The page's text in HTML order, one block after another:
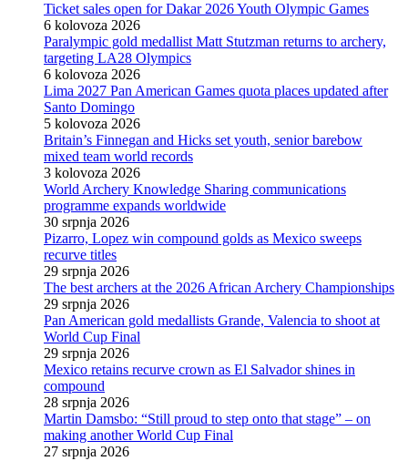
Ticket sales open for Dakar 2026 Youth Olympic Games
6 kolovoza 2026
Paralympic gold medallist Matt Stutzman returns to archery,
targeting LA28 Olympics
6 kolovoza 2026
Lima 2027 Pan American Games quota places updated after
Santo Domingo
5 kolovoza 2026
Britain’s Finnegan and Hicks set youth, senior barebow
mixed team world records
3 kolovoza 2026
World Archery Knowledge Sharing communications
programme expands worldwide
30 srpnja 2026
Pizarro, Lopez win compound golds as Mexico sweeps
recurve titles
29 srpnja 2026
The best archers at the 2026 African Archery Championships
29 srpnja 2026
Pan American gold medallists Grande, Valencia to shoot at
World Cup Final
29 srpnja 2026
Mexico retains recurve crown as El Salvador shines in
compound
28 srpnja 2026
Martin Damsbo: “Still proud to step onto that stage” – on
making another World Cup Final
27 srpnja 2026